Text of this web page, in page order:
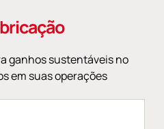
ganhos sustentáveis no
em suas operações